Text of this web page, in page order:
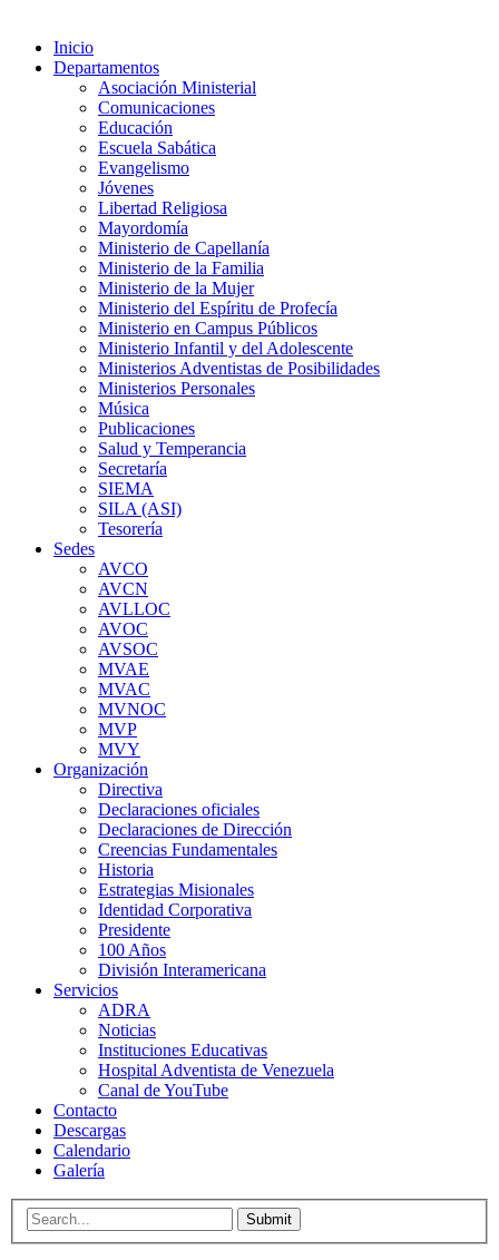
Inicio
Departamentos
Asociación Ministerial
Comunicaciones
Educación
Escuela Sabática
Evangelismo
Jóvenes
Libertad Religiosa
Mayordomía
Ministerio de Capellanía
Ministerio de la Familia
Ministerio de la Mujer
Ministerio del Espíritu de Profecía
Ministerio en Campus Públicos
Ministerio Infantil y del Adolescente
Ministerios Adventistas de Posibilidades
Ministerios Personales
Música
Publicaciones
Salud y Temperancia
Secretaría
SIEMA
SILA (ASI)
Tesorería
Sedes
AVCO
AVCN
AVLLOC
AVOC
AVSOC
MVAE
MVAC
MVNOC
MVP
MVY
Organización
Directiva
Declaraciones oficiales
Declaraciones de Dirección
Creencias Fundamentales
Historia
Estrategias Misionales
Identidad Corporativa
Presidente
100 Años
División Interamericana
Servicios
ADRA
Noticias
Instituciones Educativas
Hospital Adventista de Venezuela
Canal de YouTube
Contacto
Descargas
Calendario
Galería
Submit